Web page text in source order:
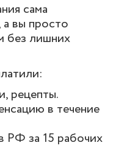
сама
а вы просто
без лишних
рецепты.
в течение
РФ за 15 рабочих